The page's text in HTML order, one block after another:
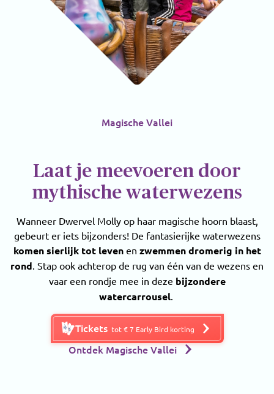
Magische Vallei
Laat je meevoeren door
mythische waterwezens
Wanneer Dwervel Molly op haar magische hoorn blaast,
gebeurt er iets bijzonders! De fantasierijke waterwezens
komen sierlijk tot levenen zwemmen dromerig in het
rond . Stap ook achterop de rug van één van de wezens en
vaar een rondje mee in deze bijzondere
watercarrousel
Tickets tot € 7 Early Bird korting
Ontdek Magische Vallei